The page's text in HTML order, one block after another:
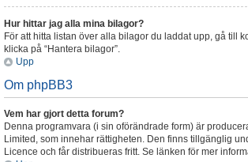
Hur hittar jag alla mina bilagor?
För att hitta listan över alla bilagor du laddat upp, gå till
klicka på “Hantera bilagor”.
Upp
Om phpBB3
Vem har gjort detta forum?
Denna programvara (i sin oförändrade form) är
Limited, som innehar rättigheten. Den finns tillgänglig
Licence och får distribueras fritt. Se länken för mer